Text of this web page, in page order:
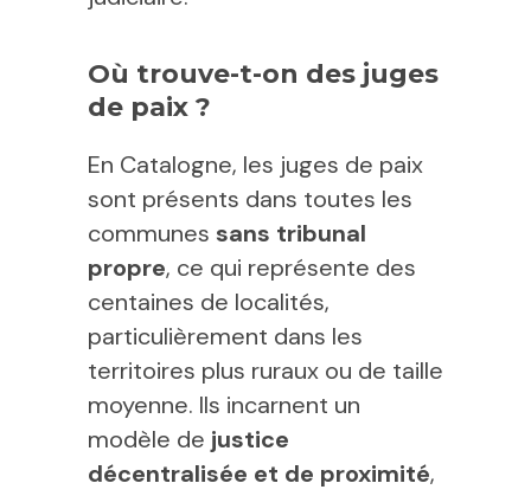
Où trouve-t-on des juges
de paix ?
En Catalogne, les juges de paix
sont présents dans toutes les
communes sans tribunal
propre, ce qui représente des
centaines de localités,
particulièrement dans les
territoires plus ruraux ou de taille
moyenne. Ils incarnent un
modèle de justice
décentralisée et de proximité,